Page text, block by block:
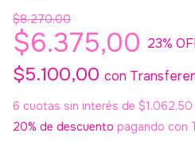
$8.270,00
$6.375,00 23%
$5.100,00 con
6 cuotas sin interés de $1.062,50
20% de descuento pagando con